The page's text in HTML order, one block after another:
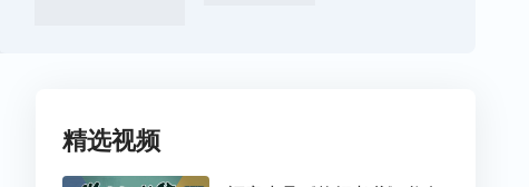
精选视频